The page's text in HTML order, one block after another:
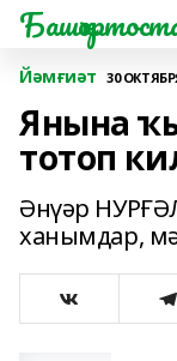
Йәмғиәт 30
Янына
тотоп
Әнүәр
ханымдар,